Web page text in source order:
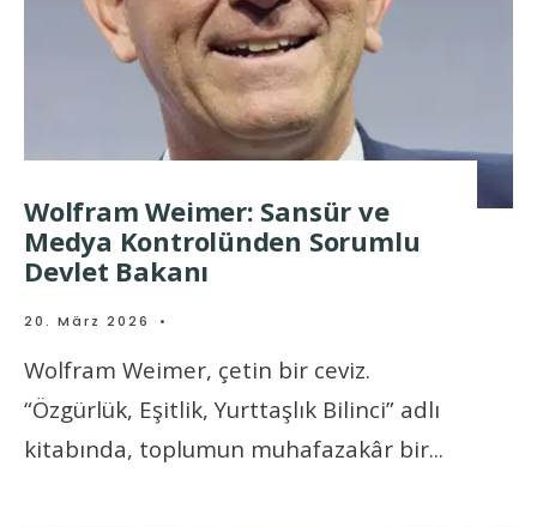
Wolfram Weimer: Sansür ve
Medya Kontrolünden Sorumlu
Devlet Bakanı
20. März 2026 •
Wolfram Weimer, çetin bir ceviz.
“Özgürlük, Eşitlik, Yurttaşlık Bilinci” adlı
kitabında, toplumun muhafazakâr bir...